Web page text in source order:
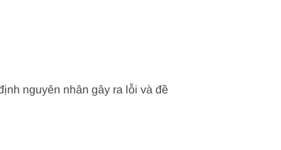
nguyên nhân gây ra lỗi và đề